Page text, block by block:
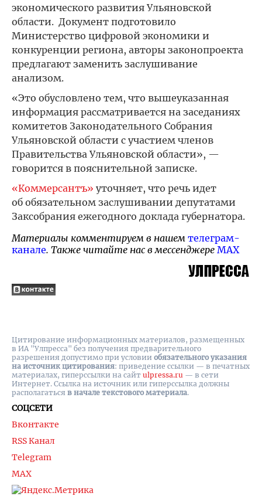
экономического развития Ульяновской
области. Документ подготовило
Министерство цифровой экономики и
конкуренции региона, авторы законопроекта
предлагают заменить заслушивание
анализом.
«Это обусловлено тем, что вышеуказанная
информация рассматривается на заседаниях
комитетов Законодательного Собрания
Ульяновской области с участием членов
Правительства Ульяновской области», —
говорится в пояснительной записке.
«Коммерсантъ» уточняет, что речь идет
об обязательном заслушивании депутатами
Заксобрания ежегодного доклада губернатора.
Материалы комментируем в нашем телеграм-
канале. Также читайте нас в мессенджере MAX
СОЦСЕТИ
Вконтакте
RSS Канал
Telegram
MAX
Цитирование информационных материалов, размещенных
в ИА "Улпресса" без получения предварительного
разрешения допустимо при условии обязательного указания
на источник цитирования: приведение ссылки — в печатных
материалах, гиперссылки на cайт ulpressa.ru — в сети
Интернет. Ссылка на источник или гиперссылка должны
располагаться в начале текстового материала.